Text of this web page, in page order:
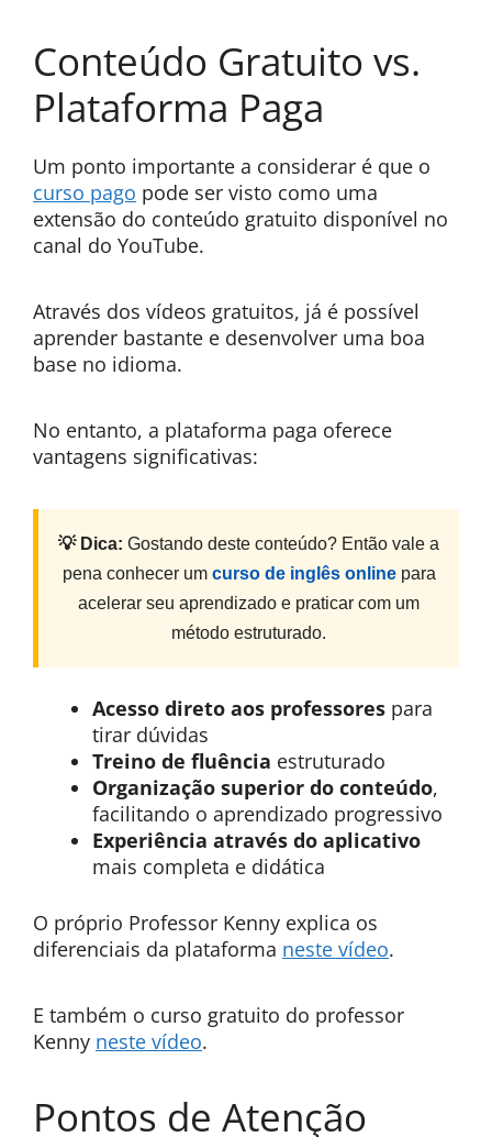
Conteúdo Gratuito vs.
Plataforma Paga
Um ponto importante a considerar é que o
curso pago pode ser visto como uma
extensão do conteúdo gratuito disponível no
canal do YouTube.
Através dos vídeos gratuitos, já é possível
aprender bastante e desenvolver uma boa
base no idioma.
No entanto, a plataforma paga oferece
vantagens significativas:
💡 Dica: Gostando deste conteúdo? Então vale a
pena conhecer um curso de inglês onlinepara
acelerar seu aprendizado e praticar com um
método estruturado.
Acesso direto aos professores para
tirar dúvidas
Treino de fluência estruturado
Organização superior do conteúdo,
facilitando o aprendizado progressivo
Experiência através do aplicativo
mais completa e didática
O próprio Professor Kenny explica os
diferenciais da plataforma neste vídeo.
E também o curso gratuito do professor
Kenny neste vídeo.
Pontos de Atenção